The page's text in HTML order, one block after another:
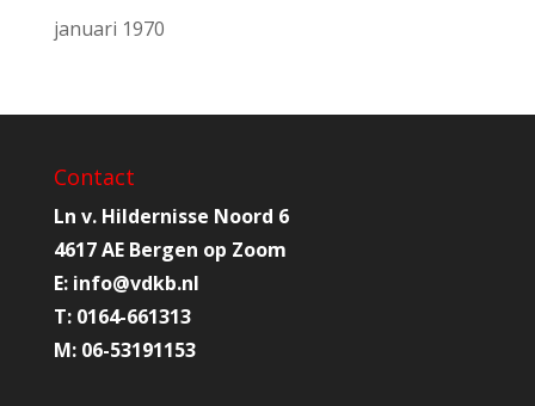
januari 1970
Contact
Ln v. Hildernisse Noord 6
4617 AE Bergen op Zoom
E: info@vdkb.nl
T: 0164-661313
M: 06-53191153